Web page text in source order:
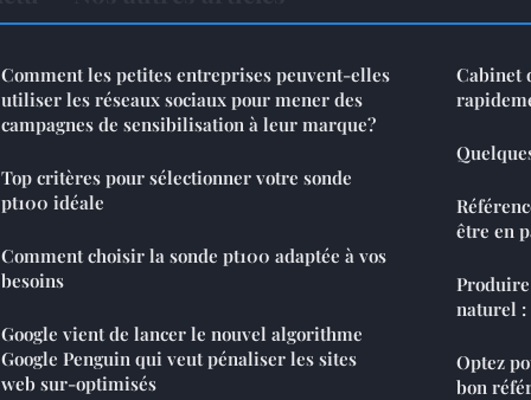
Comment les petites entreprises peuvent-elles
utiliser les réseaux sociaux pour mener des
campagnes de sensibilisation à leur marque?
Top critères pour sélectionner votre sonde
pt100 idéale
Comment choisir la sonde pt100 adaptée à vos
besoins
Google vient de lancer le nouvel algorithme
Google Penguin qui veut pénaliser les sites
web sur-optimisés
Cabinet
être en
naturel :
Optez
bon